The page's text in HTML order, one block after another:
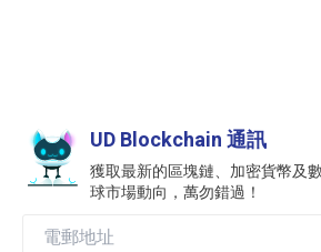
UD Blockchain 通訊
獲取最新的區塊鏈、加密貨幣及
球市場動向，萬勿錯過！